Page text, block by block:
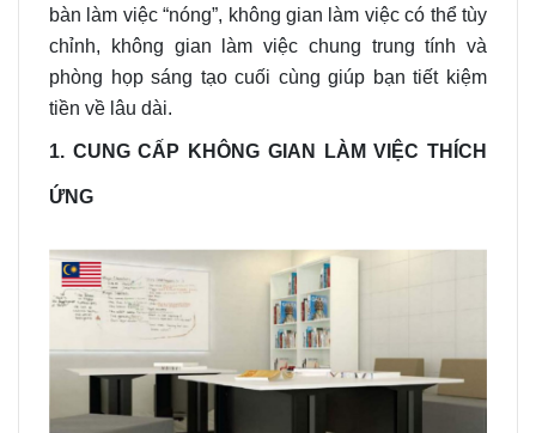
bàn làm việc “nóng”, không gian làm việc có thể tùy
chỉnh, không gian làm việc chung trung tính và
phòng họp sáng tạo cuối cùng giúp bạn tiết kiệm
tiền về lâu dài.
1. CUNG CẤP KHÔNG GIAN LÀM VIỆC THÍCH
ỨNG